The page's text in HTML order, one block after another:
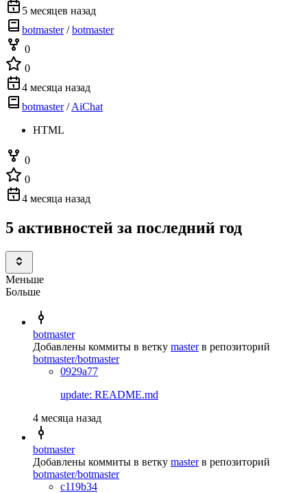
5 месяцев назад
botmaster/botmaster
0
0
4 месяца назад
botmaster/AiChat
HTML
0
0
4 месяца назад
5 активностей за последний год
Меньше
Больше
botmaster
Добавлены коммиты в ветку master в репозиторий
botmaster/botmaster
0929a77
update: README.md
4 месяца назад
botmaster
Добавлены коммиты в ветку master в репозиторий
botmaster/botmaster
c119b34